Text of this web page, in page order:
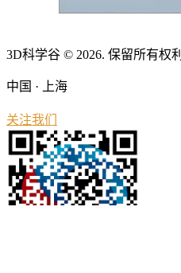
3D科学谷 © 2026. 保留所有权利
中国 · 上海
关注我们